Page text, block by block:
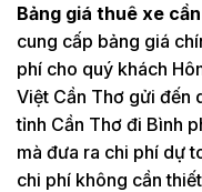
Bảng giá thuê xe
cung cấp bảng giá
phí cho quý khách
Việt Cần Thơ gửi đến
tỉnh Cần Thơ đi Bình
mà đưa ra chi phí dự
chi phí không cần